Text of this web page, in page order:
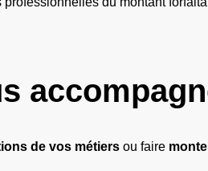
de vos métiers ou faire